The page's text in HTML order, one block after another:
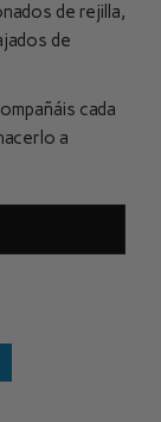
de rejilla,
de
cada
a